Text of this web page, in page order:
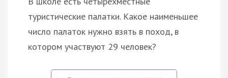
туристические палатки. Какое наименьшее
число палаток нужно взять в поход, в
котором участвуют 29 человек?